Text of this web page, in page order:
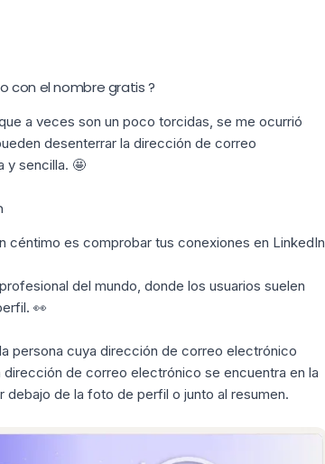
con el nombre gratis ?
a veces son un poco torcidas, se me ocurrió
desenterrar la dirección de correo
y sencilla. 🤩
céntimo es comprobar tus conexiones en LinkedIn
del mundo, donde los usuarios suelen
👀
persona cuya dirección de correo electrónico
de correo electrónico se encuentra en la
de la foto de perfil o junto al resumen.